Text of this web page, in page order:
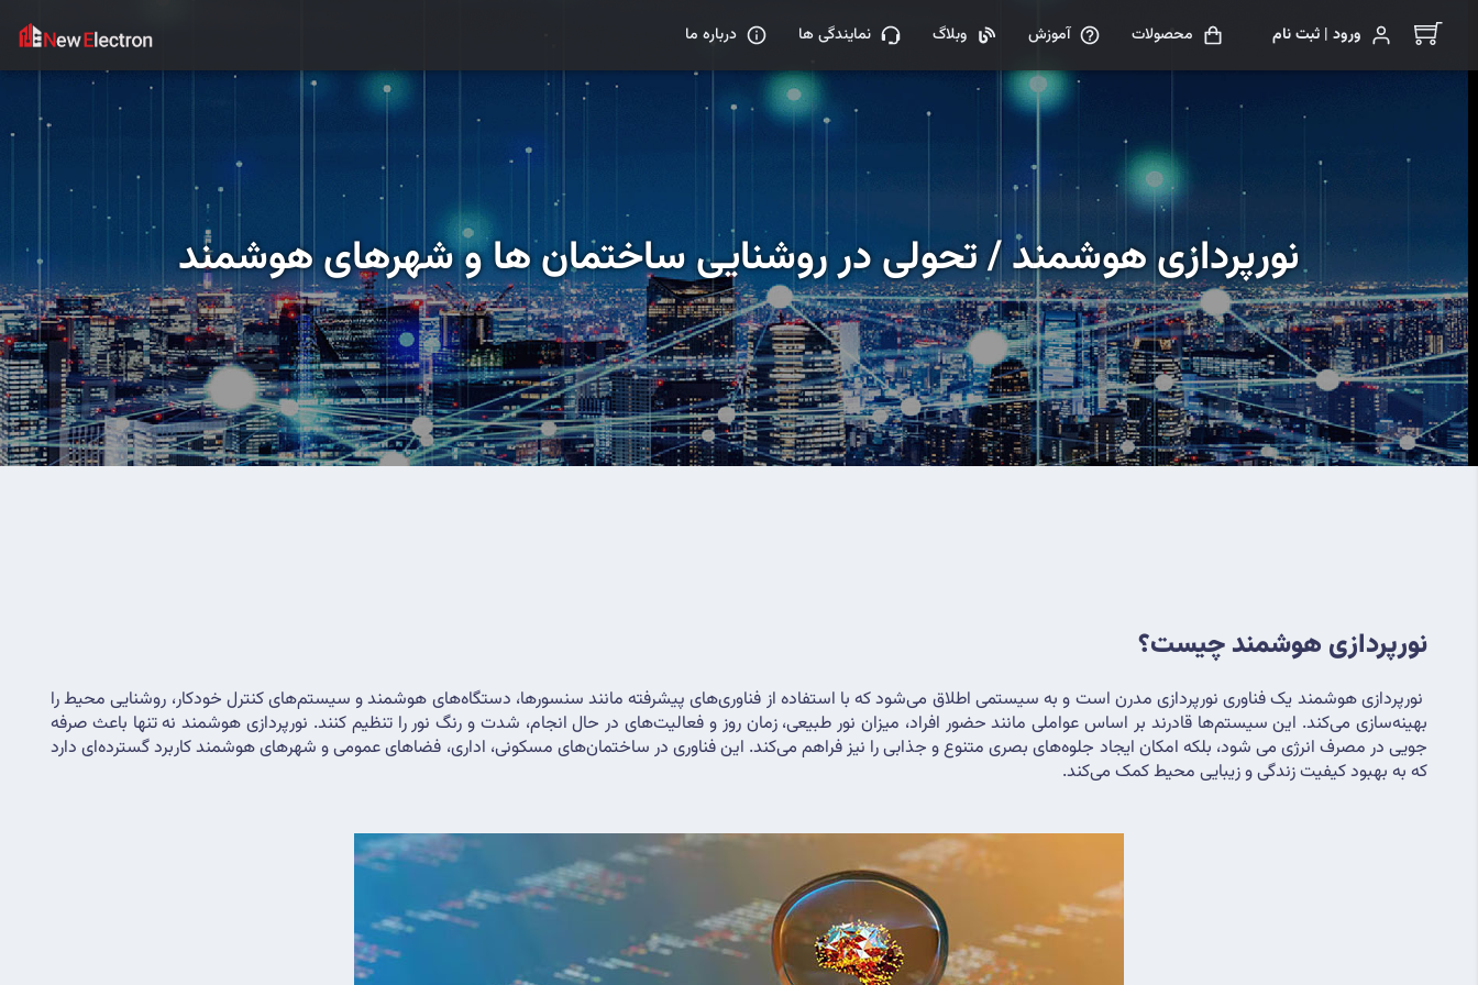
ورود | ثبت نام محصولات آموزش وبلاگ نمایندگی ها درباره ما
نورپردازی هوشمند / تحولی در روشنایی ساختمان ها و شهرهای هوشمند
نورپردازی هوشمند چیست؟
که به بهبود کیفیت زندگی و زیبایی محیط کمک می‌کند.